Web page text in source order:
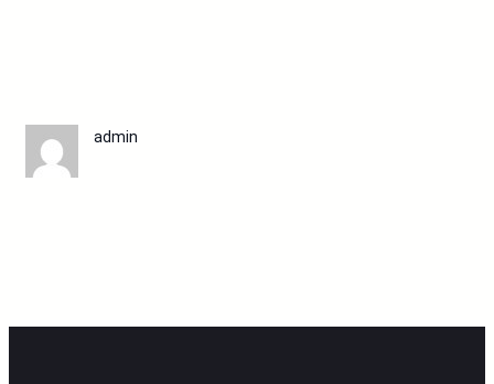
admin